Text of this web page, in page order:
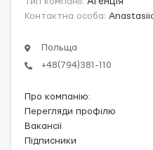
Контактна особа:
Польща
+48(794)381-110
Про компанію:
Перегляди профілю
Вакансії
Підписники